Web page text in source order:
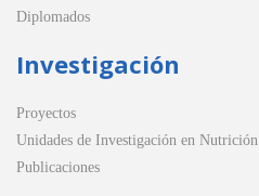
Diplomados
Investigación
Proyectos
Unidades de Investigación en Nutrición
Publicaciones